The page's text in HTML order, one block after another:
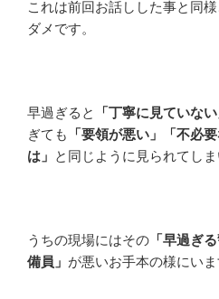
これは前回お話しした事と同
ダメです。
早過ぎると 「丁寧に見ていない
ぎても
「要領が悪い」「不必
は」 と同じように見られてしま
うちの現場にはその 「早過ぎ
備員」 が悪いお手本の様にいま